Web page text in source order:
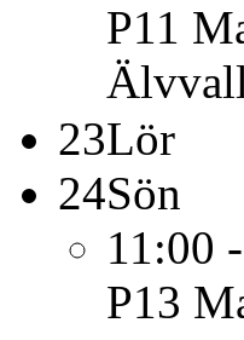
P11
23Lör
24Sön
11:00
P13